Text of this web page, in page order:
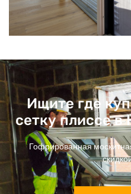
Ищите где
сетку плиссе
Гофрированная